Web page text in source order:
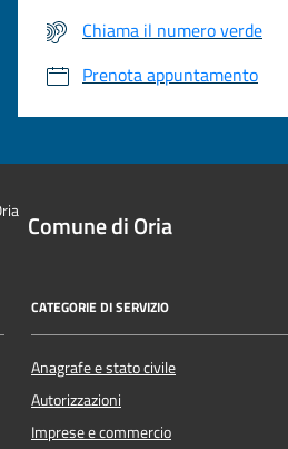
Chiama il numero verde
Prenota appuntamento
Comune di Oria
CATEGORIE DI SERVIZIO
Anagrafe e stato civile
Autorizzazioni
Imprese e commercio